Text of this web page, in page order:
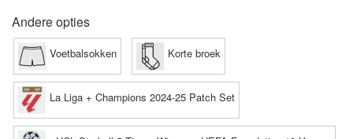
Andere opties
Voetbalsokken Korte broek
La Liga + Champions 2024-25 Patch Set